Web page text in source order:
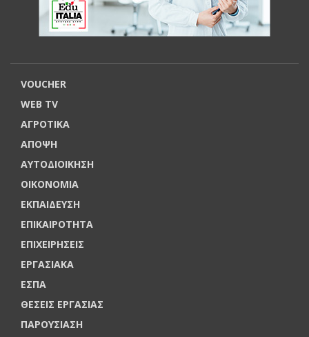
VOUCHER
WEB TV
ΑΓΡΟΤΙΚΑ
ΑΠΟΨΗ
ΑΥΤΟΔΙΟΙΚΗΣΗ
ΟΙΚΟΝΟΜΙΑ
ΕΚΠΑΙΔΕΥΣΗ
ΕΠΙΚΑΙΡΟΤΗΤΑ
ΕΠΙΧΕΙΡΗΣΕΙΣ
ΕΡΓΑΣΙΑΚΑ
ΕΣΠΑ
ΘΕΣΕΙΣ ΕΡΓΑΣΙΑΣ
ΠΑΡΟΥΣΙΑΣΗ